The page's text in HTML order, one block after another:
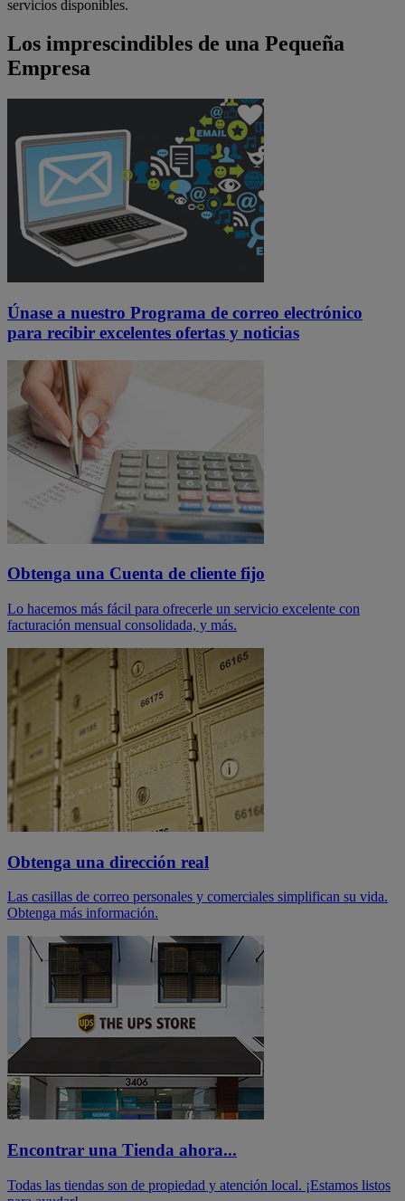
servicios disponibles.
Los imprescindibles de una Pequeña
Empresa
Únase a nuestro Programa de correo electrónico
para recibir excelentes ofertas y noticias
Obtenga una Cuenta de cliente fijo
Lo hacemos más fácil para ofrecerle un servicio excelente con
facturación mensual consolidada, y más.
Obtenga una dirección real
Las casillas de correo personales y comerciales simplifican su vida.
Obtenga más información.
Encontrar una Tienda ahora...
Todas las tiendas son de propiedad y atención local. ¡Estamos listos